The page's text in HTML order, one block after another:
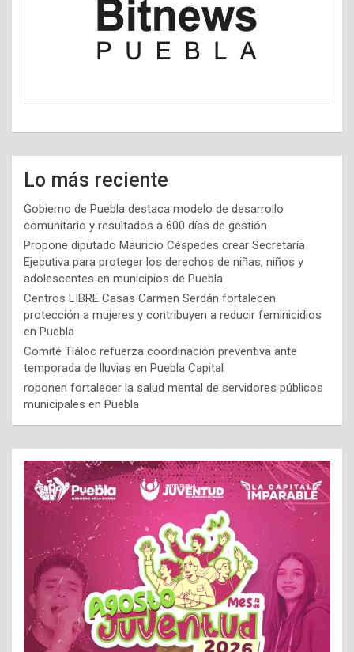
Lo más reciente
Gobierno de Puebla destaca modelo de desarrollo
comunitario y resultados a 600 días de gestión
Propone diputado Mauricio Céspedes crear Secretaría
Ejecutiva para proteger los derechos de niñas, niños y
adolescentes en municipios de Puebla
Centros LIBRE Casas Carmen Serdán fortalecen
protección a mujeres y contribuyen a reducir feminicidios
en Puebla
Comité Tláloc refuerza coordinación preventiva ante
temporada de lluvias en Puebla Capital
roponen fortalecer la salud mental de servidores públicos
municipales en Puebla